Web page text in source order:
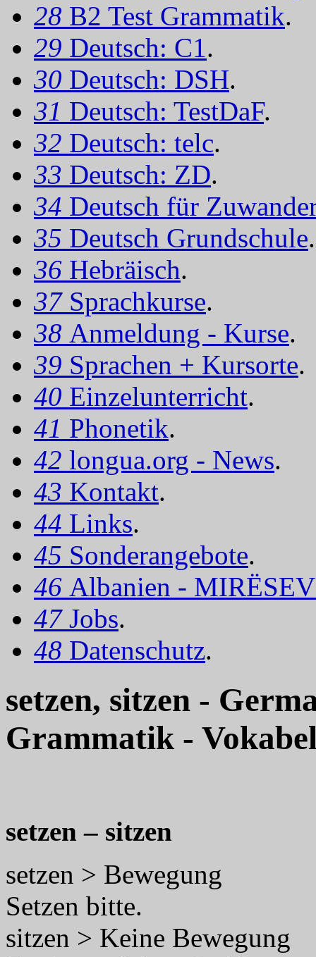
28 B2 Test Grammatik.
29 Deutsch: C1.
30 Deutsch: DSH.
31 Deutsch: TestDaF.
32 Deutsch: telc.
33 Deutsch: ZD.
34 Deutsch für
35 Deutsch Grundschule.
36 Hebräisch.
37 Sprachkurse.
38 Anmeldung - Kurse.
39 Sprachen + Kursorte.
40 Einzelunterricht.
41 Phonetik.
42 longua.org - News.
43 Kontakt.
44 Links.
45 Sonderangebote.
46 Albanien -
47 Jobs.
48 Datenschutz.
setzen, sitzen -
Grammatik -
setzen – sitzen
setzen > Bewegung
Setzen bitte.
sitzen > Keine Bewegung